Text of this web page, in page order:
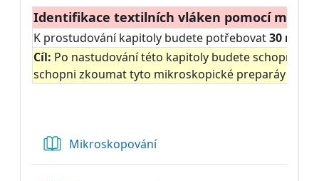
Identifikace textilních vláken pomocí
K prostudování kapitoly budete potřebovat30
Cíl: Po nastudování této kapitoly budete schopni
schopni zkoumat tyto mikroskopické preparáy
MikroskopováníKniha